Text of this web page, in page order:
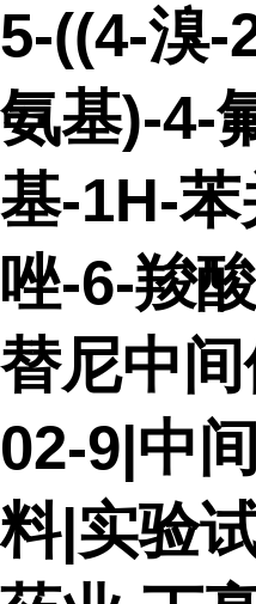
5-((4-溴-
氨基)-4-
基-1H-
唑-6-羧
替尼中
02-9|中
料|实验